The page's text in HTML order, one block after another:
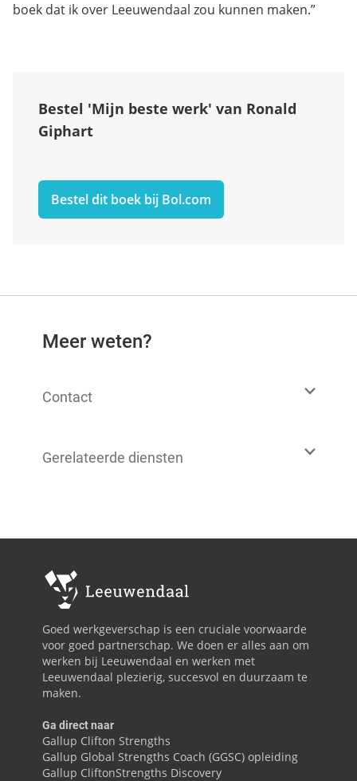
boek dat ik over Leeuwendaal zou kunnen maken.”
Bestel 'Mijn beste werk' van Ronald
Giphart
Bestel dit boek bij Bol.com
Meer weten?
Contact
Gerelateerde diensten
Goed werkgeverschap is een cruciale voorwaarde
voor goed partnerschap. We doen er alles aan om
werken bij Leeuwendaal en werken met
Leeuwendaal plezierig, succesvol en duurzaam te
maken.
Ga direct naar
Gallup Clifton Strengths
Gallup Global Strengths Coach (GGSC) opleiding
Gallup CliftonStrengths Discovery